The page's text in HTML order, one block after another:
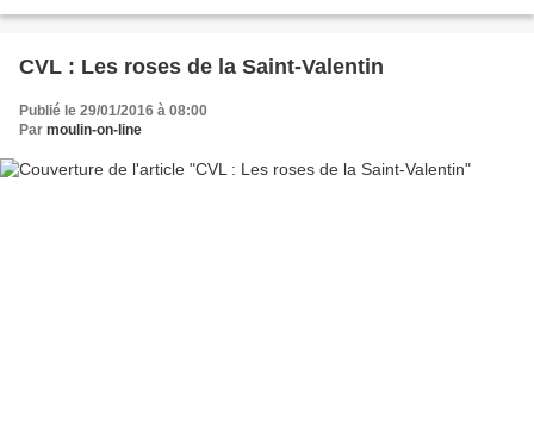
CVL : Les roses de la Saint-Valentin
Publié le 29/01/2016 à 08:00
Par moulin-on-line